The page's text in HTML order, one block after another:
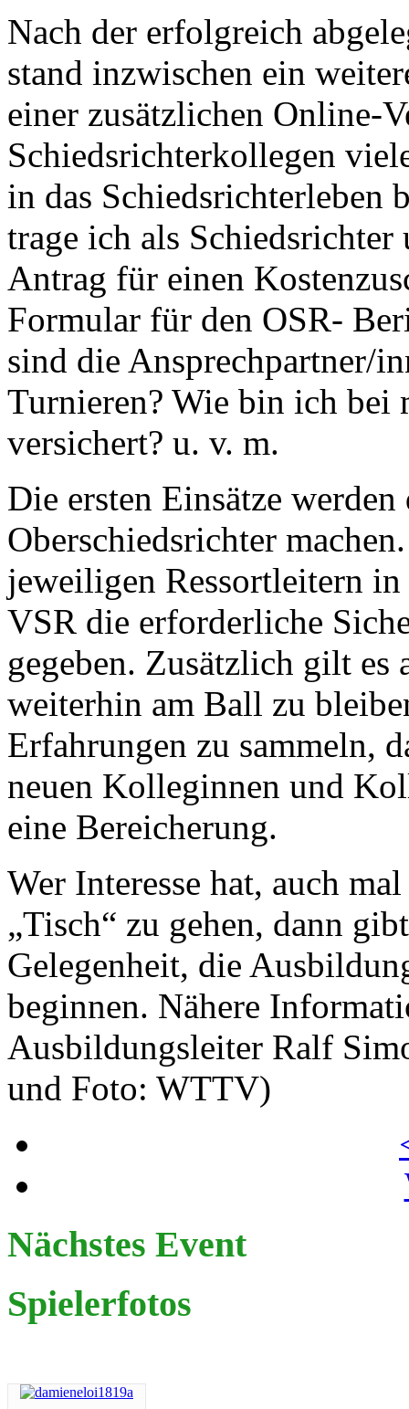
Nach der erfolgreich
stand inzwischen ein
einer zusätzlichen Online-
Schiedsrichterkollegen
in das Schiedsrichterleben
trage ich als
Antrag für einen
Formular für den OSR-
sind die Ansprechpartner/
Turnieren? Wie bin ich bei
versichert? u. v. m.
Die ersten Einsätze
Oberschiedsrichter
jeweiligen Ressortleitern
VSR die erforderliche
gegeben. Zusätzlich gilt es
weiterhin am Ball zu
Erfahrungen zu sammeln,
neuen Kolleginnen und
eine Bereicherung.
Wer Interesse hat, auch
„Tisch“ zu gehen, dann
Gelegenheit, die
beginnen. Nähere
Ausbildungsleiter Ralf
und Foto: WTTV)
Nächstes Event
Spielerfotos